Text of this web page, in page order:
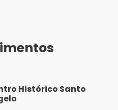
Histórico Santo